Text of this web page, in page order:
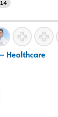
Healthcare